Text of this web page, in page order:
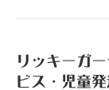
リッキーガ
ビス・児童